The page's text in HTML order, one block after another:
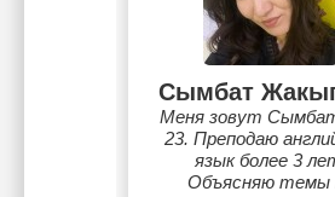
Сымбат
Меня зовут
23. Преподаю
язык более 3
Объясняю темы